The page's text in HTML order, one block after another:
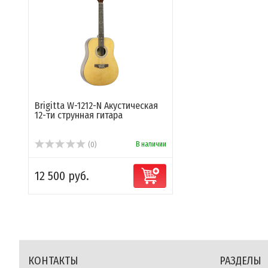
Brigitta W-1212-N Акустическая
12-ти струнная гитара
(0) В наличии
12 500 руб.
КОНТАКТЫ РАЗДЕЛЫ